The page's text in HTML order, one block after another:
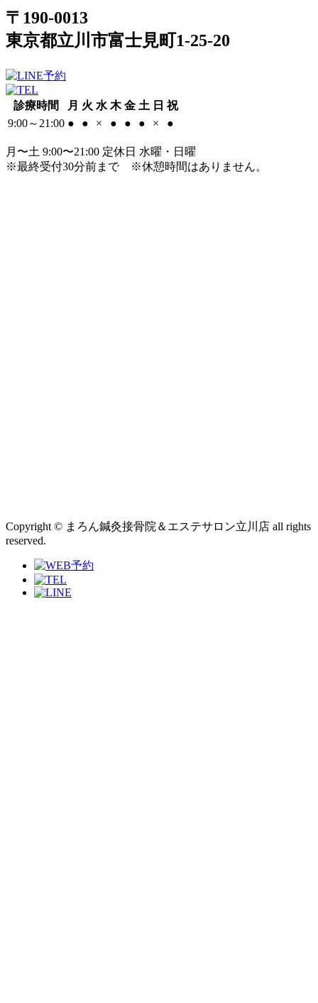
〒190-0013
東京都立川市富士見町1-25-20
診療時間 月 火 水 木 金 土 日 祝
9:00～21:00 ● ● × ● ● ● × ●
月〜土 9:00〜21:00 定休日 水曜・日曜
※最終受付30分前まで
※休憩時間はありません。
Copyright © まろん鍼灸接骨院＆エステサロン立川店 all rights
reserved.